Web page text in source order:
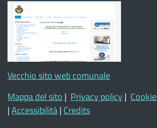
Vecchio sito web comunale
Mappa del sito | Privacy policy | Cookie
|Accessibilità| Credits